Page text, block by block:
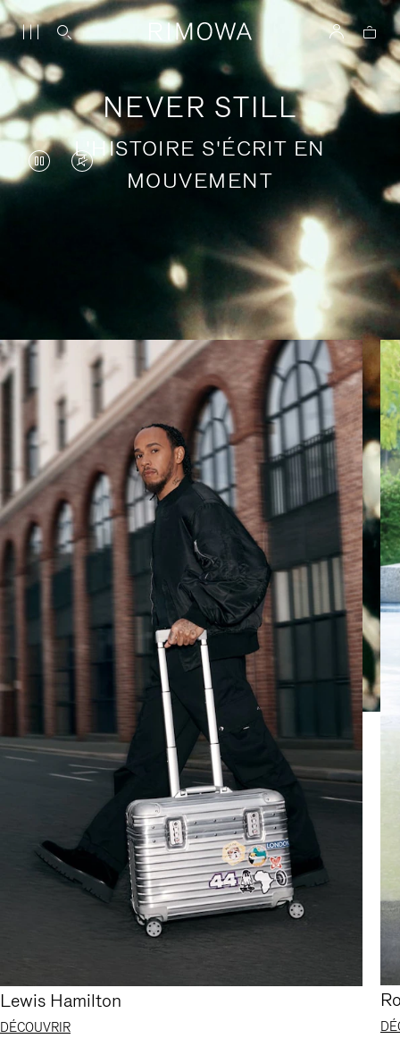
NEVER STILL
L'HISTOIRE S'ÉCRIT EN
MOUVEMENT
LA
PAUSE,
VEUILLEZ
APPUYER
SUR
POUR
LA
LIRE
LE
VIDÉO
EST
DÉSACTIVÉ.
VEUILLEZ
CLIQUER
POUR
RÉACTIVER
LE
SON
Récits de voyage en quête de sens
Lewis Hamilton
DÉCOUVRIR